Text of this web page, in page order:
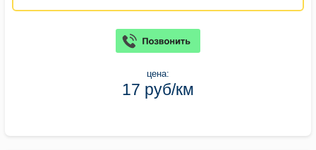
цена:
17 руб/км